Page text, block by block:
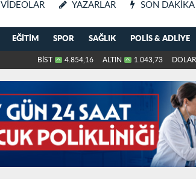
VIDEOLAR YAZARLAR SON DAKIKA
EĞITIM SPOR SAĞLIK POLIS & ADLIYE
BİST 4.854,16 ALTIN 1.043,73 DOLAR